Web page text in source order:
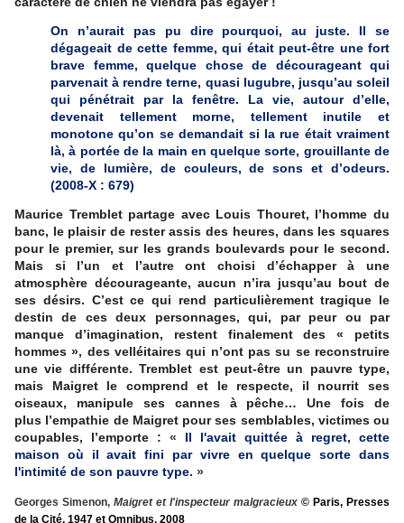
On n’aurait pas pu dire pourquoi, au juste. Il se
dégageait de cette femme, qui était peut-être une fort
brave femme, quelque chose de décourageant qui
parvenait à rendre terne, quasi lugubre, jusqu’au soleil
qui pénétrait par la fenêtre. La vie, autour d’elle,
devenait tellement morne, tellement inutile et
monotone qu’on se demandait si la rue était vraiment
là, à portée de la main en quelque sorte, grouillante de
vie, de lumière, de couleurs, de sons et d’odeurs.
(2008-X : 679)
Maurice Tremblet partage avec Louis Thouret, l’homme du
banc, le plaisir de rester assis des heures, dans les squares
pour le premier, sur les grands boulevards pour le second.
Mais si l’un et l’autre ont choisi d’échapper à une
atmosphère décourageante, aucun n’ira jusqu’au bout de
ses désirs. C’est ce qui rend particulièrement tragique le
destin de ces deux personnages, qui, par peur ou par
manque d’imagination, restent finalement des « petits
hommes », des velléitaires qui n’ont pas su se reconstruire
une vie différente. Tremblet est peut-être un pauvre type,
mais Maigret le comprend et le respecte, il nourrit ses
oiseaux, manipule ses cannes à pêche…Une fois de
plus l’empathie de Maigret pour ses semblables, victimes ou
coupables, l’emporte : « Il l'avait quittée à regret, cette
maison où il avait fini par vivre en quelque sorte dans
l'intimité de son pauvre type. »
Georges Simenon, Maigret et l'inspecteur malgracieux © Paris, Presses
de la Cité, 1947 et Omnibus, 2008